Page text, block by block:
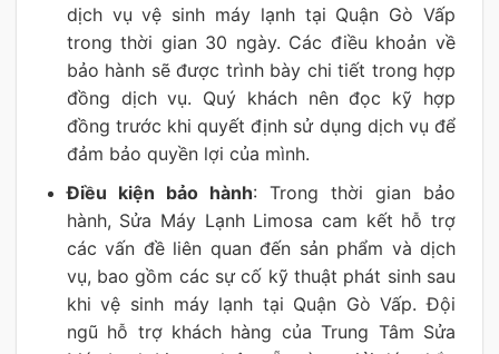
dịch vụ vệ sinh máy lạnh tại Quận Gò Vấp
trong thời gian 30 ngày. Các điều khoản về
bảo hành sẽ được trình bày chi tiết trong hợp
đồng dịch vụ. Quý khách nên đọc kỹ hợp
đồng trước khi quyết định sử dụng dịch vụ để
đảm bảo quyền lợi của mình.
Điều kiện bảo hành: Trong thời gian bảo
hành, Sửa Máy Lạnh Limosa cam kết hỗ trợ
các vấn đề liên quan đến sản phẩm và dịch
vụ, bao gồm các sự cố kỹ thuật phát sinh sau
khi vệ sinh máy lạnh tại Quận Gò Vấp. Đội
ngũ hỗ trợ khách hàng của Trung Tâm Sửa